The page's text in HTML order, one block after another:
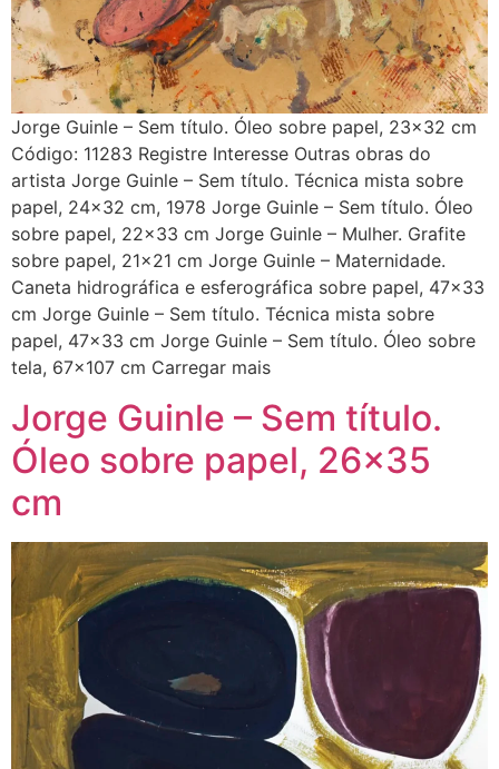
Jorge Guinle – Sem título. Óleo sobre papel, 23×32 cm
Código: 11283 Registre Interesse Outras obras do
artista Jorge Guinle – Sem título. Técnica mista sobre
papel, 24×32 cm, 1978 Jorge Guinle – Sem título. Óleo
sobre papel, 22×33 cm Jorge Guinle – Mulher. Grafite
sobre papel, 21×21 cm Jorge Guinle – Maternidade.
Caneta hidrográfica e esferográfica sobre papel, 47×33
cm Jorge Guinle – Sem título. Técnica mista sobre
papel, 47×33 cm Jorge Guinle – Sem título. Óleo sobre
tela, 67×107 cm Carregar mais
Jorge Guinle – Sem título.
Óleo sobre papel, 26×35
cm